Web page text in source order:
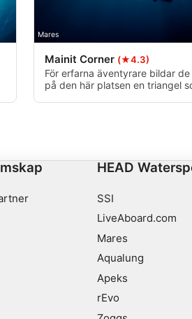
Mares
Mainit Corner (★4.3)
För erfarna äventyrare bildar
på den här platsen en triangel
HEAD
SSI
LiveAboard.com
Mares
Aqualung
Apeks
rEvo